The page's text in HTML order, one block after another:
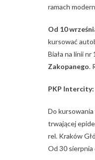
ramach
Od 10
kursować
Biała na linii
Zakopanego.
PKP
Do
trwającej
rel. Kraków
Od 30 sierpnia